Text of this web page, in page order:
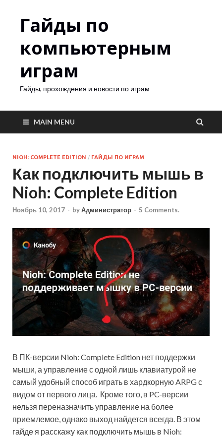
Гайды по
компьютерным
играм
Гайды, прохождения и новости по играм
MAIN MENU
NIOH: COMPLETE EDITION / ГАЙДЫ ПО ИГРАМ
Как подключить мышь в
Nioh: Complete Edition
Ноябрь 10, 2017 - byАдминистратор - 5 Comments.
В ПК-версии Nioh: Complete Edition нет поддержки
мыши, а управление с одной лишь клавиатурой не
самый удобный способ играть в хардкорную ARPG с
видом от первого лица. Кроме того, в PC-версии
нельзя переназначить управление на более
приемлемое, однако выход найдется всегда. В этом
гайде я расскажу как подключить мышь в Nioh: